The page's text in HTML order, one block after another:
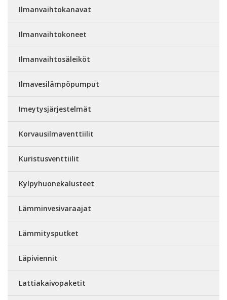
Ilmanvaihtokanavat
Ilmanvaihtokoneet
Ilmanvaihtosäleiköt
Ilmavesilämpöpumput
Imeytysjärjestelmät
Korvausilmaventtiilit
Kuristusventtiilit
Kylpyhuonekalusteet
Lämminvesivaraajat
Lämmitysputket
Läpiviennit
Lattiakaivopaketit